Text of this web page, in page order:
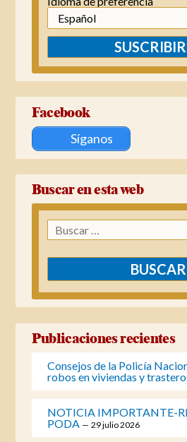
Facebook
Síganos
Buscar en esta web
Buscar:
Publicaciones recientes
Consejos de la Policía
robos en viviendas y
NOTICIA IMPORTANTE-
PODA
29 julio 2026